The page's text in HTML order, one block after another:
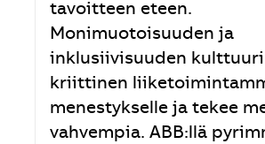
tavoitteen eteen.
Monimuotoisuuden ja
inklusiivisuuden
kriittinen
menestykselle ja tekee
vahvempia. ABB:llä